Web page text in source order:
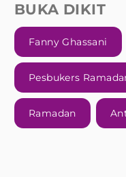
BUKA DIKIT
Fanny Ghassani
Pesbukers
Ramadan